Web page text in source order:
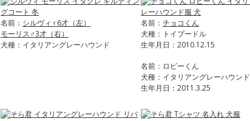
名前： シルヴィ♀6才（左）
モーリス♂3才（右）
犬種：イタリアングレーハウンド
名前： チョコくん
犬種：トイプードル
生年月日：2010.12.15
名前：ロビーくん
犬種：イタリアングレーハウンド
生年月日：2011.3.25